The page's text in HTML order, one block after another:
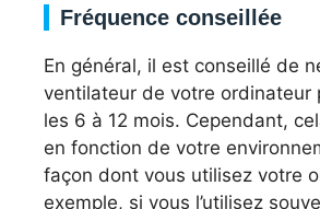
Fréquence conseillée
En général, il est conseillé de
ventilateur de votre ordinateur
les 6 à 12 mois. Cependant,
en fonction de votre
façon dont vous utilisez votre
exemple, si vous l’utilisez